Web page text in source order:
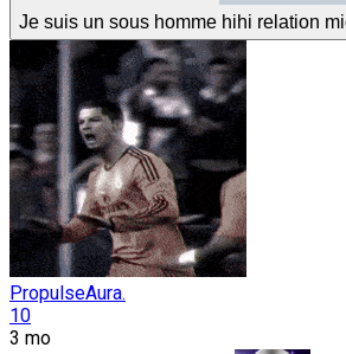
Je suis un sous homme hihi relation
PropulseAura.
10
3 mo